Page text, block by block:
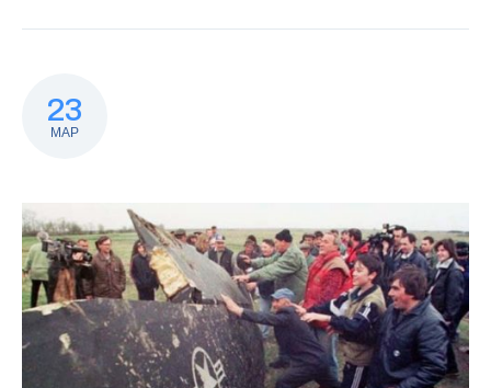
23
МАР